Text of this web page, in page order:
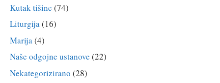
Kutak tišine (74)
Liturgija(16)
Marija (4)
Naše odgojne ustanove (22)
Nekategorizirano (28)